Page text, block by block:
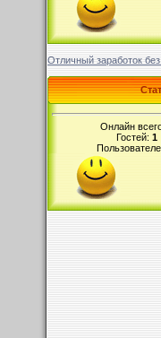
Отличный заработок
Онлайн
Гостей: 1